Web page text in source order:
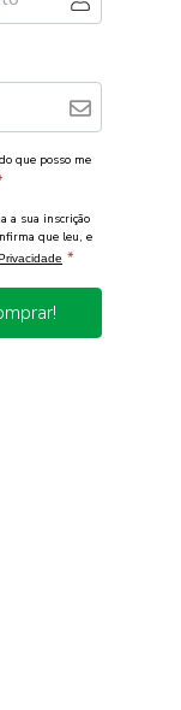
que posso me
a sua inscrição
que leu, e
*